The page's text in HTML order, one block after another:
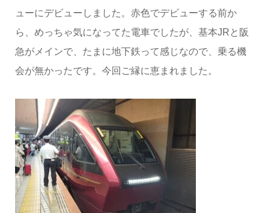
ューにデビューしました。赤色でデビューする前か
ら、めっちゃ気になってた電車でしたが、基本JRと阪
急がメインで、たまに地下鉄って感じなので、乗る機
会が無かったです。今回ご縁に恵まれました。